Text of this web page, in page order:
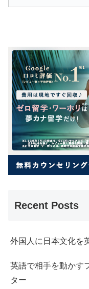
Recent Posts
外国人に日本文化を
英語で相手を動かす
ター